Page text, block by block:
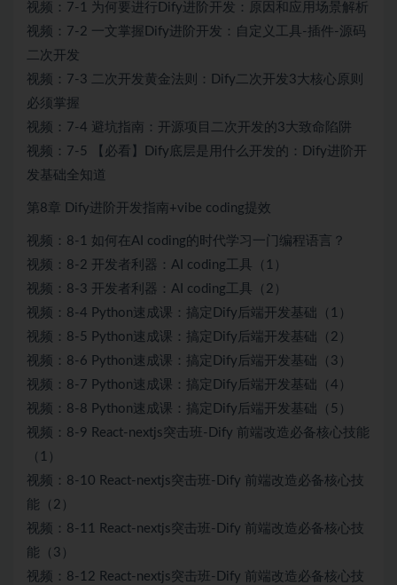
视频：7-1 为何要进行Dify进阶开发：原因和应用场景解析
视频：7-2 一文掌握Dify进阶开发：自定义工具-插件-源码
二次开发
视频：7-3 二次开发黄金法则：Dify二次开发3大核心原则
必须掌握
视频：7-4 避坑指南：开源项目二次开发的3大致命陷阱
视频：7-5 【必看】Dify底层是用什么开发的：Dify进阶开
发基础全知道
第8章 Dify进阶开发指南+vibe coding提效
视频：8-1 如何在AI coding的时代学习一门编程语言？
视频：8-2 开发者利器：AI coding工具（1）
视频：8-3 开发者利器：AI coding工具（2）
视频：8-4 Python速成课：搞定Dify后端开发基础（1）
视频：8-5 Python速成课：搞定Dify后端开发基础（2）
视频：8-6 Python速成课：搞定Dify后端开发基础（3）
视频：8-7 Python速成课：搞定Dify后端开发基础（4）
视频：8-8 Python速成课：搞定Dify后端开发基础（5）
视频：8-9 React-nextjs突击班-Dify 前端改造必备核心技能
（1）
视频：8-10 React-nextjs突击班-Dify 前端改造必备核心技
能（2）
视频：8-11 React-nextjs突击班-Dify 前端改造必备核心技
能（3）
视频：8-12 React-nextjs突击班-Dify 前端改造必备核心技